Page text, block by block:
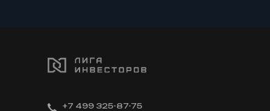
+7 499 325-87-75